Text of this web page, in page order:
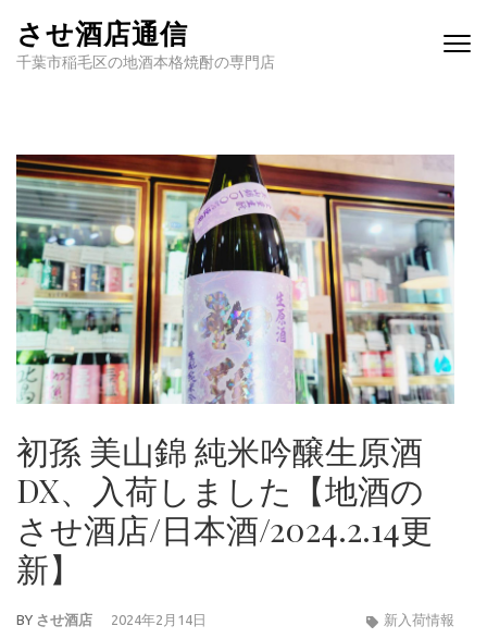
させ酒店通信
千葉市稲毛区の地酒本格焼酎の専門店
初孫 美山錦 純米吟醸生原酒
DX、入荷しました【地酒の
させ酒店/日本酒/2024.2.14更
新】
BY させ酒店 2024年2月14日 新入荷情報